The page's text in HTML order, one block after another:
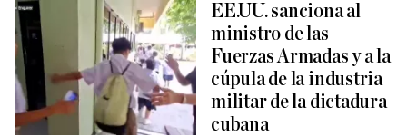
EE.UU. sanciona al
ministro de las
Fuerzas Armadas y a la
cúpula de la industria
militar de la dictadura
cubana